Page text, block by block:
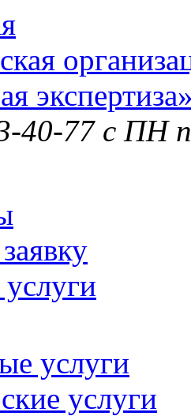
40-77 с ПН
услуги
услуги